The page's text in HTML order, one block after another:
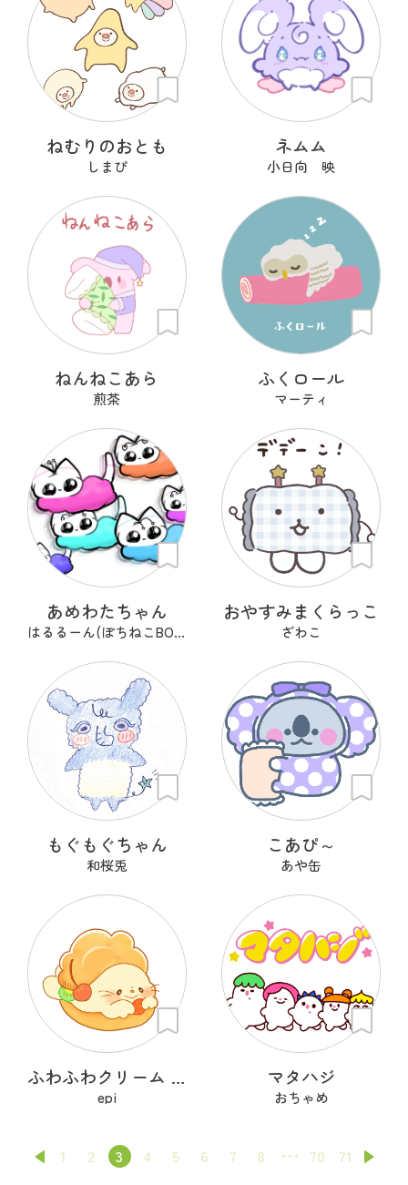
ねむりのおとも
しまぴ
ネムム
小日向 映
ねんねこあら
煎茶
ふくロール
マーティ
あめわたちゃん
はるるーん(ぽちねこBOOKS)
おやすみまくらっこ
ざわこ
もぐもぐちゃん
和桜兎
こあぴ～
あや缶
ふわふわクリーム あざらシュー
epi
マタハジ
おちゃめ
1 2 3 4 5 6 7 8 70 71